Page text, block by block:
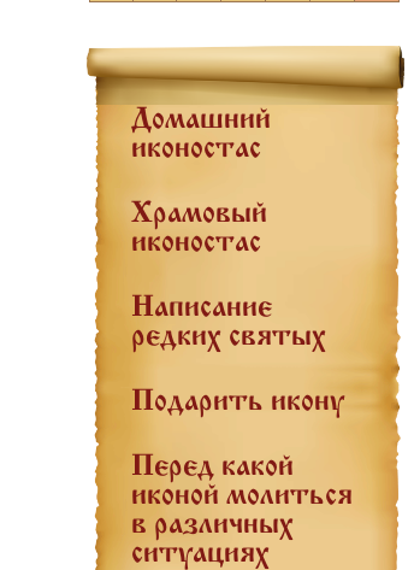
Домашний
иконостас
Храмовый
иконостас
Написание
редких святых
Подарить икону
Перед какой
иконой молиться
в различных
ситуациях